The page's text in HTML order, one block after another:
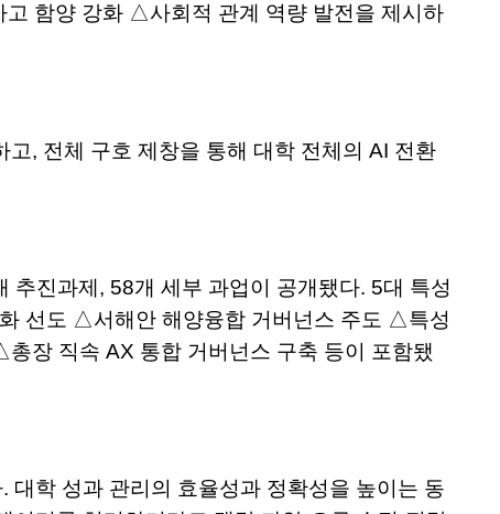
함양 강화 △사회적 관계 역량 발전을 제시하
고, 전체 구호 제창을 통해 대학 전체의 AI 전환
진과제, 58개 세부 과업이 공개됐다. 5대 특성
선도 △서해안 해양융합 거버넌스 주도 △특성
장 직속 AX 통합 거버넌스 구축 등이 포함됐
학 성과 관리의 효율성과 정확성을 높이는 동